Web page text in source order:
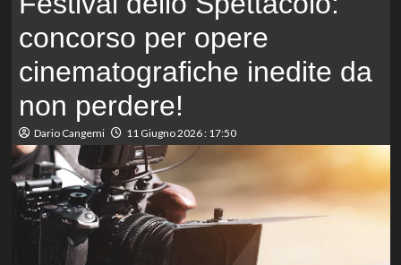
concorso per opere
cinematografiche inedite da
non perdere!
Dario Cangemi 11 Giugno 2026 : 17:50